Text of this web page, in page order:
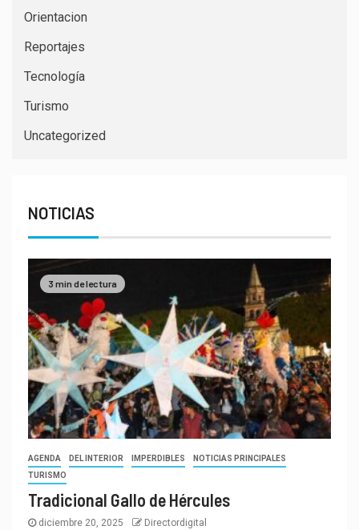
Orientacion
Reportajes
Tecnología
Turismo
Uncategorized
NOTICIAS
3 min de lectura
AGENDA DEL INTERIOR IMPERDIBLES
NOTICIAS PRINCIPALES
TURISMO
Tradicional Gallo de Hércules
diciembre 20, 2025 Directordigital